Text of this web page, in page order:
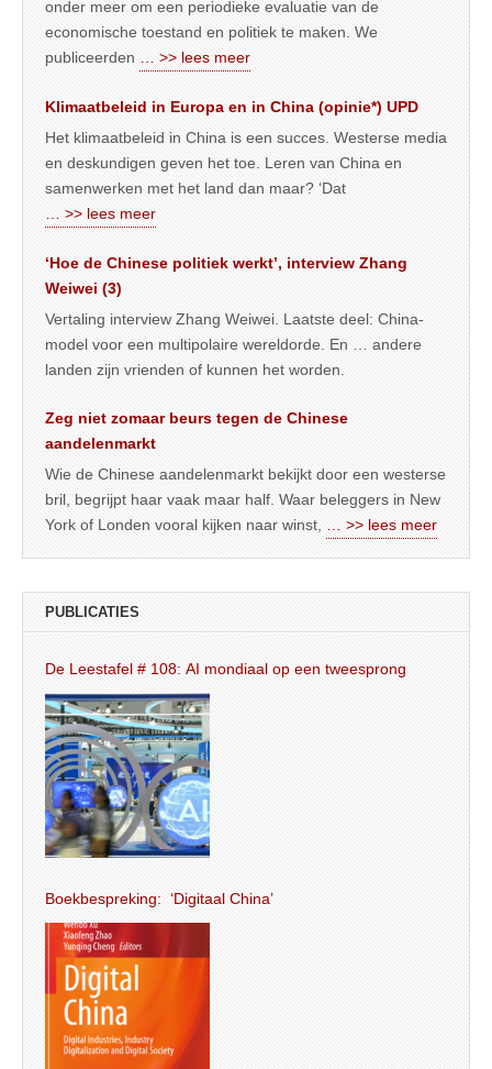
onder meer om een periodieke evaluatie van de
economische toestand en politiek te maken. We
publiceerden
… >> lees meer
Klimaatbeleid in Europa en in China (opinie*) UPD
Het klimaatbeleid in China is een succes. Westerse media
en deskundigen geven het toe. Leren van China en
samenwerken met het land dan maar? ‘Dat
… >> lees meer
‘Hoe de Chinese politiek werkt’, interview Zhang
Weiwei (3)
Vertaling interview Zhang Weiwei. Laatste deel: China-
model voor een multipolaire wereldorde. En … andere
landen zijn vrienden of kunnen het worden.
Zeg niet zomaar beurs tegen de Chinese
aandelenmarkt
Wie de Chinese aandelenmarkt bekijkt door een westerse
bril, begrijpt haar vaak maar half. Waar beleggers in New
York of Londen vooral kijken naar winst,
… >> lees meer
PUBLICATIES
De Leestafel # 108: AI mondiaal op een tweesprong
Boekbespreking: ‘Digitaal China’